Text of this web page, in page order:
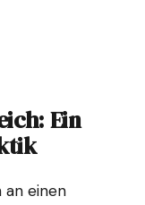
Ein
an einen